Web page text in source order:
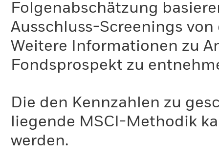
Folgenabschätzung
Ausschluss-Screenings
Weitere Informationen zu
Fondsprospekt zu
Die den Kennzahlen zu
liegende MSCI-Methodik
werden.